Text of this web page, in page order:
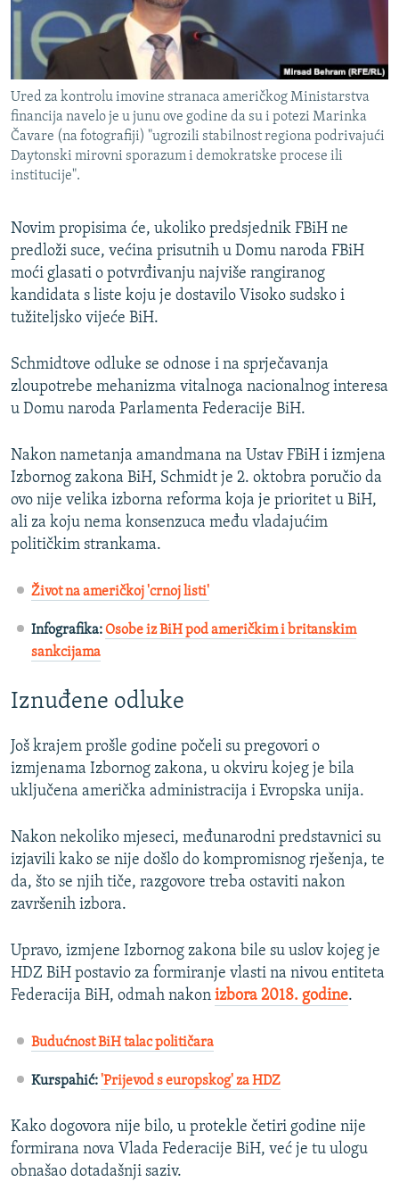
Ured za kontrolu imovine stranaca američkog Ministarstva
financija navelo je u junu ove godine da su i potezi Marinka
Čavare (na fotografiji) "ugrozili stabilnost regiona podrivajući
Daytonski mirovni sporazum i demokratske procese ili
institucije".
Novim propisima će, ukoliko predsjednik FBiH ne
predloži suce, većina prisutnih u Domu naroda FBiH
moći glasati o potvrđivanju najviše rangiranog
kandidata s liste koju je dostavilo Visoko sudsko i
tužiteljsko vijeće BiH.
Schmidtove odluke se odnose i na sprječavanja
zloupotrebe mehanizma vitalnoga nacionalnog interesa
u Domu naroda Parlamenta Federacije BiH.
Nakon nametanja amandmana na Ustav FBiH i izmjena
Izbornog zakona BiH, Schmidt je 2. oktobra poručio da
ovo nije velika izborna reforma koja je prioritet u BiH,
ali za koju nema konsenzuca među vladajućim
političkim strankama.
Život na američkoj 'crnoj listi'
Infografika:Osobe iz BiH pod američkim i britanskim
sankcijama
Iznuđene odluke
Još krajem prošle godine počeli su pregovori o
izmjenama Izbornog zakona, u okviru kojeg je bila
uključena američka administracija i Evropska unija.
Nakon nekoliko mjeseci, međunarodni predstavnici su
izjavili kako se nije došlo do kompromisnog rješenja, te
da, što se njih tiče, razgovore treba ostaviti nakon
završenih izbora.
Upravo, izmjene Izbornog zakona bile su uslov kojeg je
HDZ BiH postavio za formiranje vlasti na nivou entiteta
Federacija BiH, odmah nakon izbora 2018. godine.
Budućnost BiH talac političara
Kurspahić: 'Prijevod s europskog' za HDZ
Kako dogovora nije bilo, u protekle četiri godine nije
formirana nova Vlada Federacije BiH, već je tu ulogu
obnašao dotadašnji saziv.